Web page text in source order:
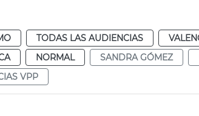
TODAS LAS AUDIENCIAS
NORMAL SANDRA GÓMEZ
VPP